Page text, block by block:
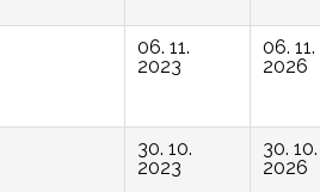
06. 11.
2023
06. 11.
2026
30. 10.
2023
30. 10.
2026